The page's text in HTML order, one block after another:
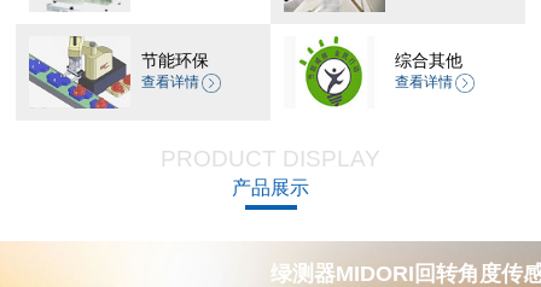
节能环保
查看详情
综合其他
查看详情
PRODUCT DISPLAY
产品展示
绿测器MIDORI回转角度传